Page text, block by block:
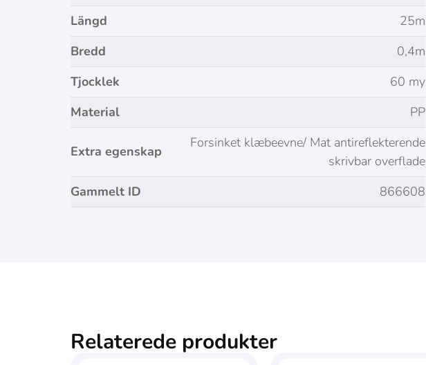
Längd
25m
Bredd
0,4m
Tjocklek
60 my
Material
PP
Extra egenskap
Forsinket klæbeevne/ Mat antireflekterende
skrivbar overflade
Gammelt ID
866608
Relaterede produkter